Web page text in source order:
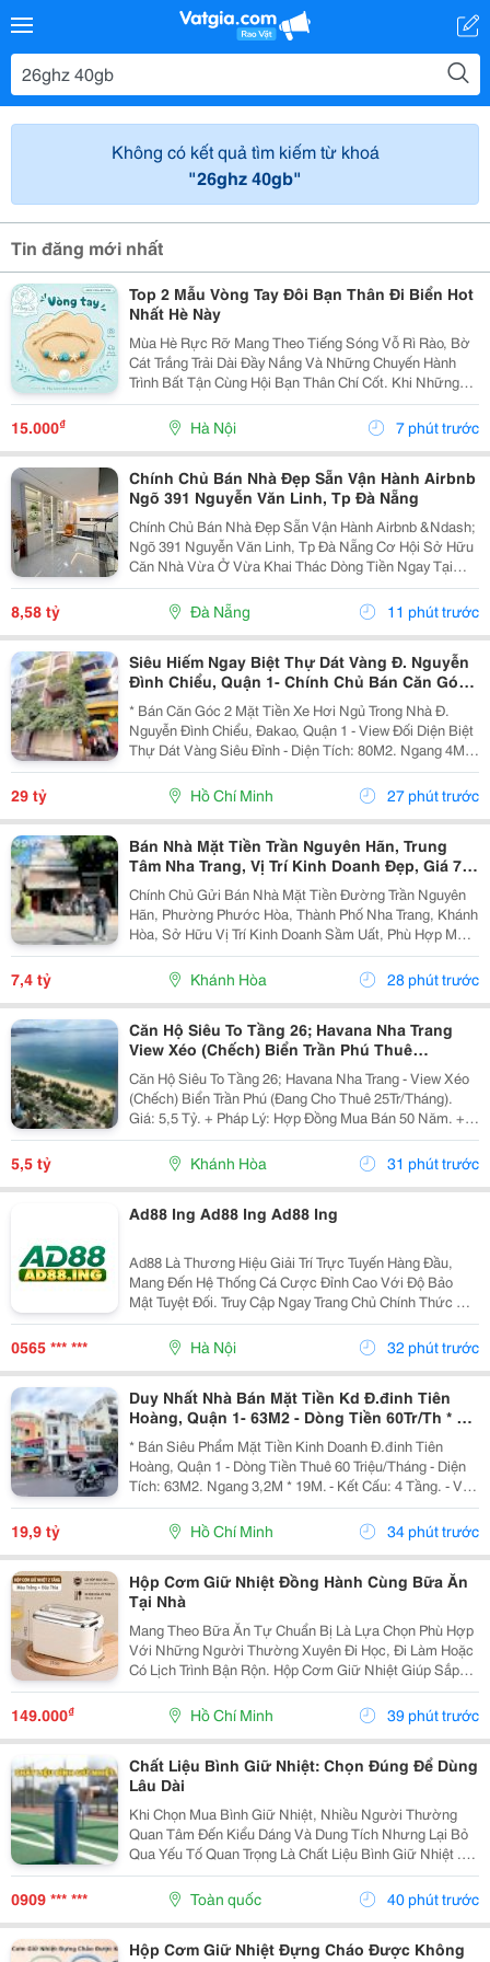
Không có kết quả tìm kiếm từ khoá
"26ghz 40gb"
Tin đăng mới nhất
Top 2 Mẫu Vòng Tay Đôi Bạn Thân Đi Biển Hot
Nhất Hè Này
Mùa Hè Rực Rỡ Mang Theo Tiếng Sóng Vỗ Rì Rào, Bờ
Cát Trắng Trải Dài Đầy Nắng Và Những Chuyến Hành
Trình Bất Tận Cùng Hội Bạn Thân Chí Cốt. Khi Những
Chiếc Vali Bắt Đầu Được Lấp Đầy Bởi Những Bộ Bikini
Rực Rỡ, Những Chiếc Váy Maxi Thướt Tha Hay
Những...
15.000₫ Hà Nội 7 phút trước
Chính Chủ Bán Nhà Đẹp Sẵn Vận Hành Airbnb
Ngõ 391 Nguyễn Văn Linh, Tp Đà Nẵng
Chính Chủ Bán Nhà Đẹp Sẵn Vận Hành Airbnb &Ndash;
Ngõ 391 Nguyễn Văn Linh, Tp Đà Nẵng Cơ Hội Sở Hữu
Căn Nhà Vừa Ở Vừa Khai Thác Dòng Tiền Ngay Tại
Trung Tâm Đà Nẵng, Nằm Trên Trục Đường Nguyễn Văn
Linh &Ndash; Một Trong Những Tuyến Phố Sầm Uất Và
8,58 tỷ Đà Nẵng 11 phút trước
Siêu Hiếm Ngay Biệt Thự Dát Vàng Đ. Nguyễn
Đình Chiểu, Quận 1- Chính Chủ Bán Căn Góc
2 Mặt Tiền Hxh - Dt 4M*20M - Xung Quanh Khu
Trí Thức Cao
* Bán Căn Góc 2 Mặt Tiền Xe Hơi Ngủ Trong Nhà Đ.
Nguyễn Đình Chiểu, Đakao, Quận 1 - View Đối Diện Biệt
Thự Dát Vàng Siêu Đỉnh - Diện Tích: 80M2. Ngang 4M *
20M. - Kết Cấu: 3 Tầng Btct. - Chỉ Cách 2 Căn Ra Mặt
Tiền Lớn - Hxh Thông Nguyễn Ảnh Thủ -...
29 tỷ Hồ Chí Minh 27 phút trước
Bán Nhà Mặt Tiền Trần Nguyên Hãn, Trung
Tâm Nha Trang, Vị Trí Kinh Doanh Đẹp, Giá 7,4
Tỷ
Chính Chủ Gửi Bán Nhà Mặt Tiền Đường Trần Nguyên
Hãn, Phường Phước Hòa, Thành Phố Nha Trang, Khánh
Hòa, Sở Hữu Vị Trí Kinh Doanh Sầm Uất, Phù Hợp Mở
Cửa Hàng, Văn Phòng, Showroom Hoặc Đầu Tư Cho
Thuê Lâu Dài. Thông Tin Chi Tiết. - Địa Chỉ: Số...
7,4 tỷ Khánh Hòa 28 phút trước
Căn Hộ Siêu To Tầng 26; Havana Nha Trang
View Xéo (Chếch) Biển Trần Phú Thuê
25Tr/Tháng 5,5 Tỷ
Căn Hộ Siêu To Tầng 26; Havana Nha Trang - View Xéo
(Chếch) Biển Trần Phú (Đang Cho Thuê 25Tr/Tháng).
Giá: 5,5 Tỷ. + Pháp Lý: Hợp Đồng Mua Bán 50 Năm. +
Toạ Lạc: 38 Trần Phú, P Lộc Thọ, Tp Nha Trang, Tỉnh
Khánh Hoà. + Diện Tích: 160M&Sup2; Tầng 26 /...
5,5 tỷ Khánh Hòa 31 phút trước
Ad88 Ing Ad88 Ing Ad88 Ing
Ad88 Là Thương Hiệu Giải Trí Trực Tuyến Hàng Đầu,
Mang Đến Hệ Thống Cá Cược Đỉnh Cao Với Độ Bảo
Mật Tuyệt Đối. Truy Cập Ngay Trang Chủ Chính Thức Để
Trải Nghiệm Kho Game Đa Dạng, Tỷ Lệ Đổi Thưởng
Cực Khủng Cùng Hàng Ngàn Ưu Đãi Hấp Dẫn Mỗi Ngày.
0565 *** *** Hà Nội 32 phút trước
Duy Nhất Nhà Bán Mặt Tiền Kd Đ.đinh Tiên
Hoàng, Quận 1- 63M2 - Dòng Tiền 60Tr/Th * Lh
Giang Giang:
* Bán Siêu Phẩm Mặt Tiền Kinh Doanh Đ.đinh Tiên
Hoàng, Quận 1 - Dòng Tiền Thuê 60 Triệu/Tháng - Diện
Tích: 63M2. Ngang 3,2M * 19M. - Kết Cấu: 4 Tầng. - Vị
Trí Đắc Địa Hiếm Nhà Bán. - Hiện Cho Thuê Vp Đang
Hoàn Thiện Trang Thiết Bị Đi Vào Hoạt...
19,9 tỷ Hồ Chí Minh 34 phút trước
Hộp Cơm Giữ Nhiệt Đồng Hành Cùng Bữa Ăn
Tại Nhà
Mang Theo Bữa Ăn Tự Chuẩn Bị Là Lựa Chọn Phù Hợp
Với Những Người Thường Xuyên Đi Học, Đi Làm Hoặc
Có Lịch Trình Bận Rộn. Hộp Cơm Giữ Nhiệt Giúp Sắp
Xếp Các Món Ăn Gọn Gàng, Thuận Tiện Mang Theo Và
Sử Dụng Trong Ngày. Chọn Hộp Theo Cách Sắp Xếp
Thức...
149.000₫ Hồ Chí Minh 39 phút trước
Chất Liệu Bình Giữ Nhiệt: Chọn Đúng Để Dùng
Lâu Dài
Khi Chọn Mua Bình Giữ Nhiệt, Nhiều Người Thường
Quan Tâm Đến Kiểu Dáng Và Dung Tích Nhưng Lại Bỏ
Qua Yếu Tố Quan Trọng Là Chất Liệu Bình Giữ Nhiệt .
Mỗi Loại Chất Liệu Đều Có Những Ưu Điểm Và Hạn Chế
Riêng, Ảnh Hưởng Đến Khả Năng Giữ Nhiệt, Độ Bền...
0909 *** *** Toàn quốc 40 phút trước
Hộp Cơm Giữ Nhiệt Đựng Cháo Được Không